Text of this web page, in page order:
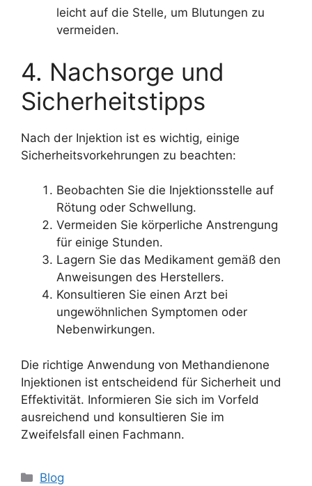
leicht auf die Stelle, um Blutungen zu
vermeiden.
4. Nachsorge und
Sicherheitstipps
Nach der Injektion ist es wichtig, einige
Sicherheitsvorkehrungen zu beachten:
Beobachten Sie die Injektionsstelle auf
Rötung oder Schwellung.
Vermeiden Sie körperliche Anstrengung
für einige Stunden.
Lagern Sie das Medikament gemäß den
Anweisungen des Herstellers.
Konsultieren Sie einen Arzt bei
ungewöhnlichen Symptomen oder
Nebenwirkungen.
Die richtige Anwendung von Methandienone
Injektionen ist entscheidend für Sicherheit und
Effektivität. Informieren Sie sich im Vorfeld
ausreichend und konsultieren Sie im
Zweifelsfall einen Fachmann.
Blog